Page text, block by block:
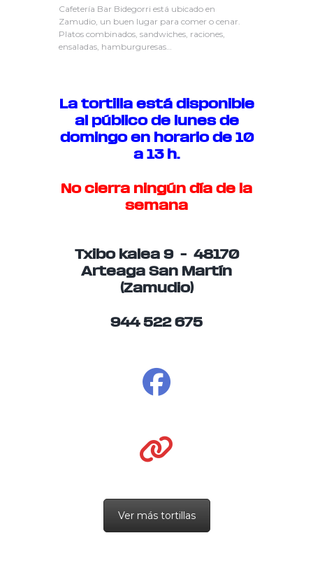
Cafetería Bar Bidegorri está ubicado en
Zamudio, un buen lugar para comer o cenar.
Platos combinados, sandwiches, raciones,
ensaladas, hamburguresas…
La tortilla está disponible
al público de lunes de
domingo en horario de 10
a 13 h.
No cierra ningún día de la
semana
Txibo kalea 9 – 48170
Arteaga San Martín
(Zamudio)
944 522 675
Ver más tortillas